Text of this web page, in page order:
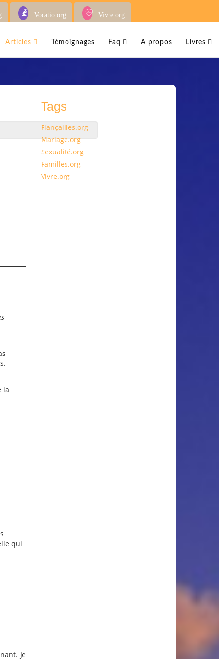
Vocatio.org Vivre.org
Articles Témoignages Faq A propos Livres
la
qui
Je
Tags
Fiançailles.org
Mariage.org
Sexualité.org
Familles.org
Vivre.org